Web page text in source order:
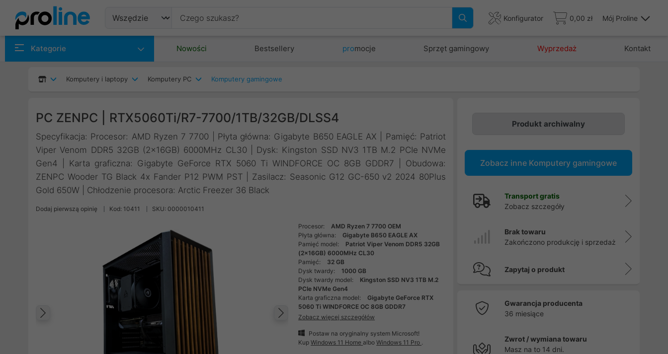
Konfigurator 0,00 zł Mój Proline
Kategorie Nowości Bestsellery promocje Sprzęt gamingowy Wyprzedaż Kontakt
Komputery i laptopy Komputery PC Komputery gamingowe
PC ZENPC | RTX5060Ti/R7-7700/1TB/32GB/DLSS4
Specyfikacja: Procesor: AMD Ryzen 7 7700 | Płyta główna: Gigabyte B650 EAGLE AX | Pamięć: Patriot
Viper Venom DDR5 32GB (2x16GB) 6000MHz CL30 | Dysk: Kingston SSD NV3 1TB M.2 PCIe NVMe
Gen4 | Karta graficzna: Gigabyte GeForce RTX 5060 Ti WINDFORCE OC 8GB GDDR7 | Obudowa:
ZENPC Wooder TG Black 4x Fander P12 PWM PST | Zasilacz: Seasonic G12 GC-650 v2 2024 80Plus
Gold 650W | Chłodzenie procesora: Arctic Freezer 36 Black
Dodaj pierwszą opinię Kod: 10411 SKU: 0000010411
Następny
Procesor:
AMD Ryzen 7 7700 OEM
Płyta główna:
Gigabyte B650 EAGLE AX
Pamięć model:
Patriot Viper Venom DDR5 32GB
(2x16GB) 6000MHz CL30
Pamięć:
32 GB
Dysk twardy:
1000 GB
Dysk twardy model:
Kingston SSD NV3 1TB M.2
PCIe NVMe Gen4
Karta graficzna model:
Gigabyte GeForce RTX
5060 Ti WINDFORCE OC 8GB GDDR7
Zobacz więcej szczegółów
Postaw na oryginalny system Microsoft!
KupWindows 11 HomealboWindows 11 Pro .
Produkt archiwalny
Zobacz inne Komputery gamingowe
Transport gratis
Zobacz szczegóły
Brak towaru
Zakończono produkcję i sprzedaż
Zapytaj o produkt
Gwarancja producenta
36 miesiące
Zwrot / wymiana towaru
Masz na to 14 dni.